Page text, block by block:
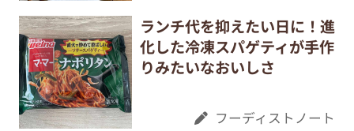
ランチ代を抑えたい日に！進
化した冷凍スパゲティが手作
りみたいなおいしさ
フーディストノート